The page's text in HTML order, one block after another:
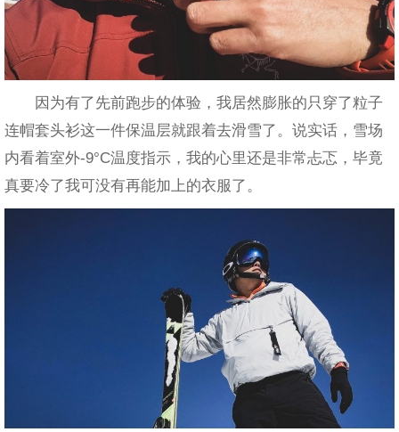
因为有了先前跑步的体验，我居然膨胀的只穿了粒子
连帽套头衫这一件保温层就跟着去滑雪了。说实话，雪场
内看着室外-9°C温度指示，我的心里还是非常忐忑，毕竟
真要冷了我可没有再能加上的衣服了。